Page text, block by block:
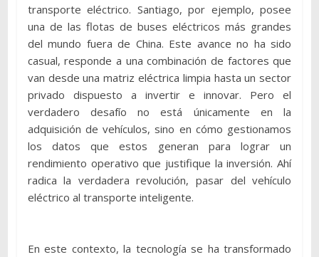
transporte eléctrico. Santiago, por ejemplo, posee
una de las flotas de buses eléctricos más grandes
del mundo fuera de China. Este avance no ha sido
casual, responde a una combinación de factores que
van desde una matriz eléctrica limpia hasta un sector
privado dispuesto a invertir e innovar. Pero el
verdadero desafío no está únicamente en la
adquisición de vehículos, sino en cómo gestionamos
los datos que estos generan para lograr un
rendimiento operativo que justifique la inversión. Ahí
radica la verdadera revolución, pasar del vehículo
eléctrico al transporte inteligente.
En este contexto, la tecnología se ha transformado